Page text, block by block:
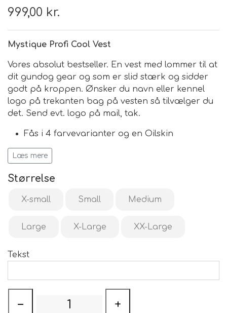
999,00 kr.
Mystique Profi Cool Vest
Vores absolut bestseller. En vest med lommer til at
dit gundog gear og som er slid stærk og sidder
godt på kroppen. Ønsker du navn eller kennel
logo på trekanten bag på vesten så tilvælger du
det. Send evt. logo på mail, tak.
Fås i 4 farvevarianter og en Oilskin
Læs mere
Størrelse
X-small Small Medium
Large X-Large XX-Large
Tekst
− +